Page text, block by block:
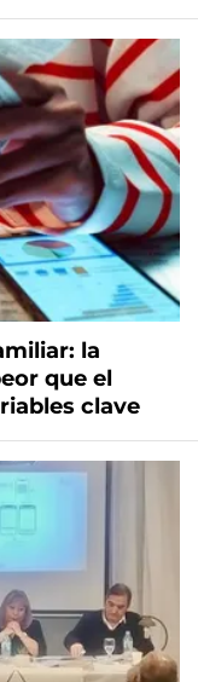
la
que el
clave